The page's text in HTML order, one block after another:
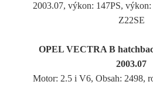
2003.07, výkon: 147PS,
Z22SE
OPEL VECTRA B
2003.07
Motor: 2.5 i V6, Obsah: 2498,